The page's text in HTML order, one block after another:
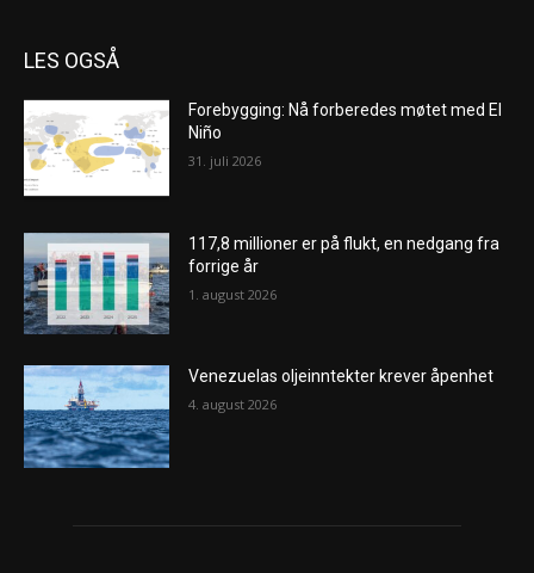
LES OGSÅ
Forebygging: Nå forberedes møtet med El
Niño
31. juli 2026
117,8 millioner er på flukt, en nedgang fra
forrige år
1. august 2026
Venezuelas oljeinntekter krever åpenhet
4. august 2026